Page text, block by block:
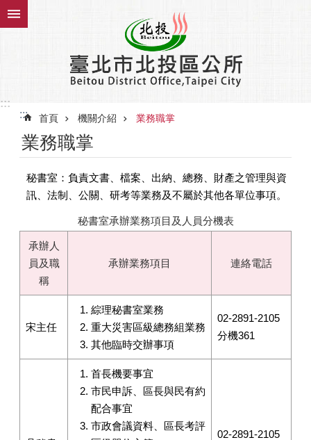
跳到主要內容區塊
:::
:::
首頁 機關介紹 業務職掌
業務職掌
秘書室：負責文書、檔案、出納、總務、財產之管理與資
訊、法制、公關、研考等業務及不屬於其他各單位事項。
承辦人
員及職
稱
承辦業務項目 連絡電話
秘書室承辦業務項目及人員分機表
宋主任
綜理秘書室業務
重大災害區級總務組業務
其他臨時交辦事項
02-2891-2105
分機361
首長機要事宜
市民申訴、區長與民有約
配合事宜
市政會議資料、區長考評
02-2891-2105